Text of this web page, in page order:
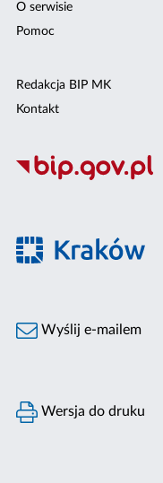
O serwisie
Pomoc
Redakcja BIP MK
Kontakt
Wyślij e-mailem
Wersja do druku